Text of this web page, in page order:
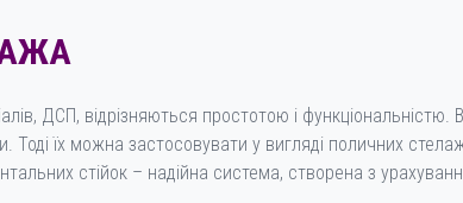
ДСП, відрізняються простотою і
їх можна застосовувати у вигляді поличних
стійок – надійна система, створена з